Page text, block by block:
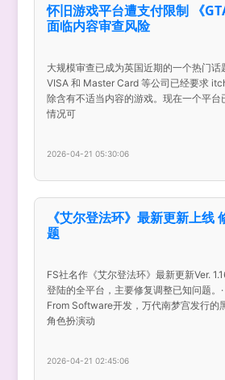
怀旧游戏平台遭支付限制 《
面临内容审查风险
大规模审查已成为英国近期的一个热门话
VISA 和 Master Card 等公司已经要求
除含有不适当内容的游戏。现在一个平台
情况可
2026-04-21 05:30:06
《艾尔登法环》最新更新上线
题
FS社名作《艾尔登法环》最新更新Ver.
登陆的全平台，主要修复调整已知问题。
From Software开发，万代南梦宫发行的
角色扮演动
2026-04-21 02:45:06